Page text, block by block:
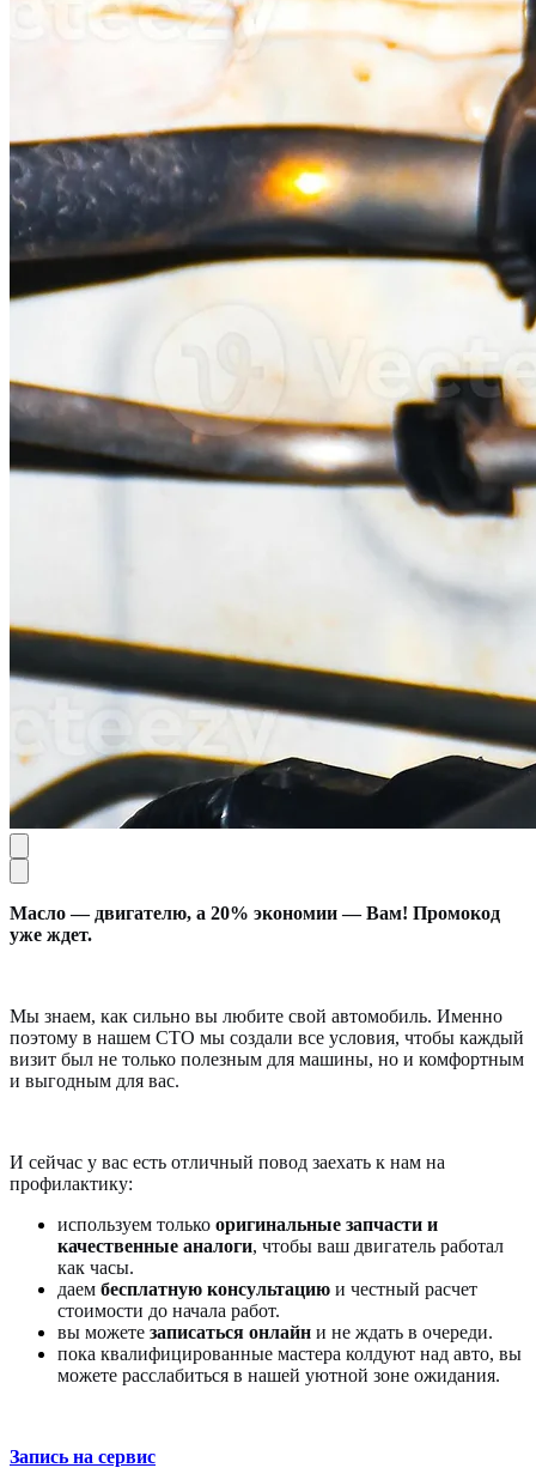
Масло — двигателю, а 20% экономии — Вам! Промокод
уже ждет.
Мы знаем, как сильно вы любите свой автомобиль. Именно
поэтому в нашем СТО мы создали все условия, чтобы каждый
визит был не только полезным для машины, но и комфортным
и выгодным для вас.
И сейчас у вас есть отличный повод заехать к нам на
профилактику:
используем только оригинальные запчасти и
качественные аналоги, чтобы ваш двигатель работал
как часы.
даем бесплатную консультацию и честный расчет
стоимости до начала работ.
вы можете записаться онлайн и не ждать в очереди.
пока квалифицированные мастера колдуют над авто, вы
можете расслабиться в нашей уютной зоне ожидания.
Запись на сервис